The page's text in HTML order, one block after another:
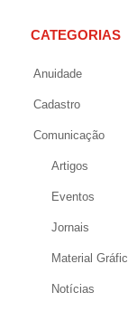
CATEGORIAS
Anuidade
Cadastro
Comunicação
Artigos
Eventos
Jornais
Material
Notícias